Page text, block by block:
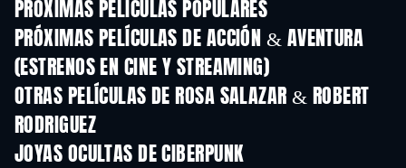
PRÓXIMAS PELÍCULAS POPULARES
PRÓXIMAS PELÍCULAS DE ACCIÓN & AVENTURA
(ESTRENOS EN CINE Y STREAMING)
OTRAS PELÍCULAS DE ROSA SALAZAR & ROBERT
RODRIGUEZ
JOYAS OCULTAS DE CIBERPUNK